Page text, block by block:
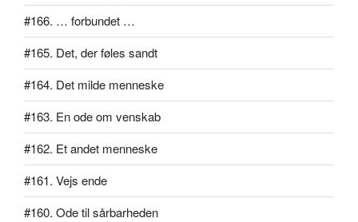
#166. … forbundet …
#165. Det, der føles sandt
#164. Det milde menneske
#163. En ode om venskab
#162. Et andet menneske
#161. Vejs ende
#160. Ode til sårbarheden